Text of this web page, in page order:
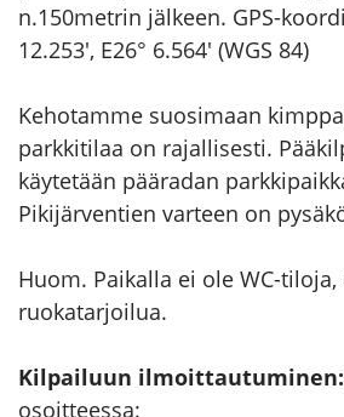
n.150metrin jälkeen. GPS-
12.253′, E26° 6.564′ (WGS 84)
Kehotamme suosimaan
parkkitilaa on rajallisesti.
käytetään pääradan
Pikijärventien varteen on
Huom. Paikalla ei ole WC-tiloja,
ruokatarjoilua.
Kilpailuun ilmoittautuminen:
osoitteessa: